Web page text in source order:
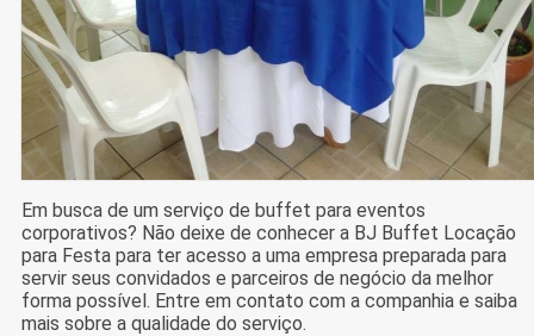
Em busca de um serviço de buffet para eventos
corporativos? Não deixe de conhecer a BJ Buffet Locação
para Festa para ter acesso a uma empresa preparada para
servir seus convidados e parceiros de negócio da melhor
forma possível. Entre em contato com a companhia e saiba
mais sobre a qualidade do serviço.